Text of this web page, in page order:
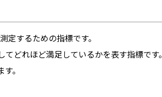
定するための指標です。
どれほど満足しているかを表す指標です。
。